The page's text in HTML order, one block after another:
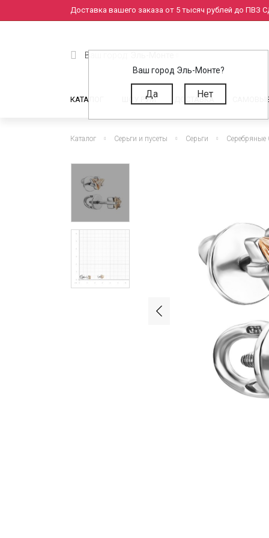
Доставка вашего заказа от 5 тысяч рублей до ПВЗ
Ваш город Эль-Монте?
Да Нет
Ваш город:
КАТАЛОГ ШОУ РУМ ДОСТАВКА
Каталог Серьги и пусеты Серьги Серебряные